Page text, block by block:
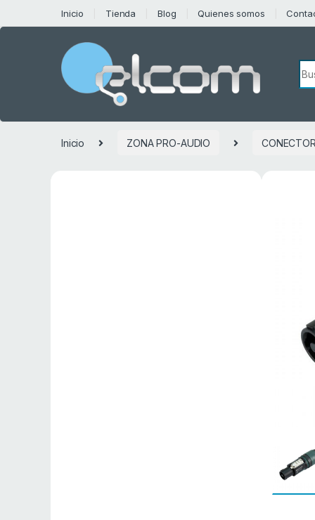
Inicio Tienda Blog Quienes somos
Inicio ZONA PRO-AUDIO